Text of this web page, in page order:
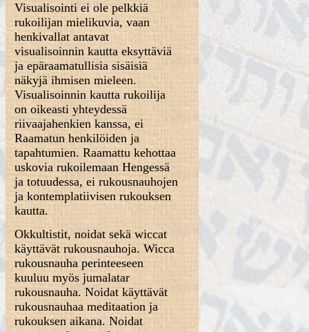
Visualisointi ei ole pelkkiä
rukoilijan mielikuvia, vaan
henkivallat antavat
visualisoinnin kautta eksyttäviä
ja epäraamatullisia sisäisiä
näkyjä ihmisen mieleen.
Visualisoinnin kautta rukoilija
on oikeasti yhteydessä
riivaajahenkien kanssa, ei
Raamatun henkilöiden ja
tapahtumien. Raamattu kehottaa
uskovia rukoilemaan Hengessä
ja totuudessa, ei rukousnauhojen
ja kontemplatiivisen rukouksen
kautta.
Okkultistit, noidat sekä wiccat
käyttävät rukousnauhoja. Wicca
rukousnauha perinteeseen
kuuluu myös jumalatar
rukousnauha. Noidat käyttävät
rukousnauhaa meditaation ja
rukouksen aikana. Noidat